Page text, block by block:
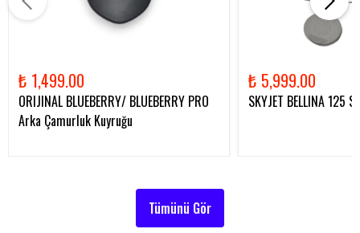
₺ 1,499.00
ORIJINAL BLUEBERRY/ BLUEBERRY PRO
Arka Çamurluk Kuyruğu
₺ 5,999.00
SKYJET BELLINA 125
Tümünü Gör